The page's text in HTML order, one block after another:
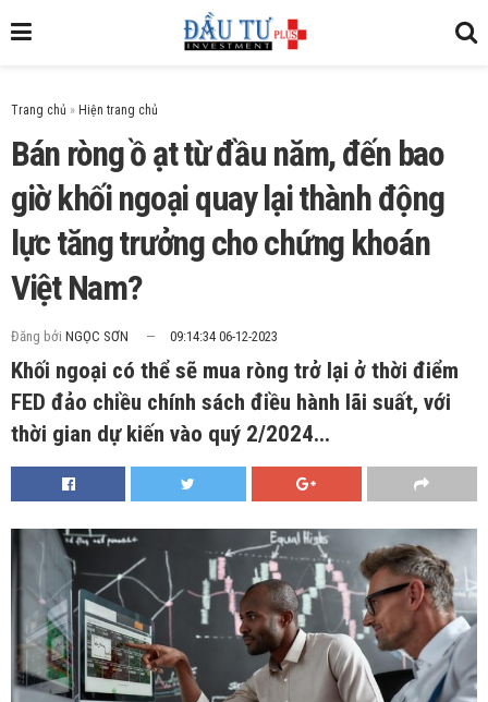
Trang chủ »
Bán ròng ồ ạt từ đầu năm, đến bao
giờ khối ngoại quay lại thành động
lực tăng trưởng cho chứng khoán
Việt Nam?
Đăng bởi NGỌC SƠN 09:14:34 06-12-2023
Khối ngoại có thể sẽ mua ròng trở lại ở thời điểm
FED đảo chiều chính sách điều hành lãi suất, với
thời gian dự kiến vào quý 2/2024...